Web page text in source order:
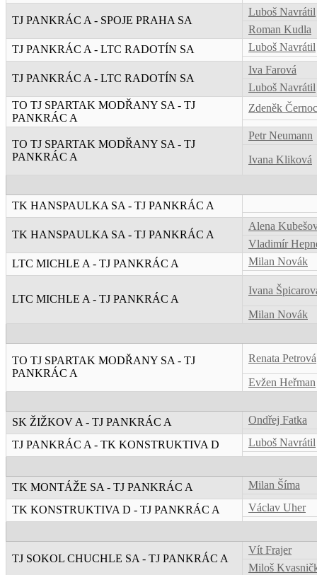
TJ PANKRÁC A - SPOJE PRAHA SA
Luboš Navrátil
Roman Kudla
TJ PANKRÁC A - LTC RADOTÍN SA
Luboš Navrátil
TJ PANKRÁC A - LTC RADOTÍN SA
Iva Farová
Luboš Navrátil
TO TJ SPARTAK MODŘANY SA - TJ
PANKRÁC A
Zdeněk
TO TJ SPARTAK MODŘANY SA - TJ
PANKRÁC A
Petr Neumann
Ivana Kliková
TK HANSPAULKA SA - TJ PANKRÁC A
TK HANSPAULKA SA - TJ PANKRÁC A
Alena
Vladimír
LTC MICHLE A - TJ PANKRÁC A
Milan Novák
LTC MICHLE A - TJ PANKRÁC A
Ivana
Milan Novák
TO TJ SPARTAK MODŘANY SA - TJ
PANKRÁC A
Renata Petrová
Evžen Heřman
SK ŽIŽKOV A - TJ PANKRÁC A Ondřej Fatka
TJ PANKRÁC A - TK KONSTRUKTIVA D Luboš Navrátil
TK MONTÁŽE SA - TJ PANKRÁC A Milan Šíma
TK KONSTRUKTIVA D - TJ PANKRÁC A Václav Uher
TJ SOKOL CHUCHLE SA - TJ PANKRÁC A
Vít Frajer
Miloš